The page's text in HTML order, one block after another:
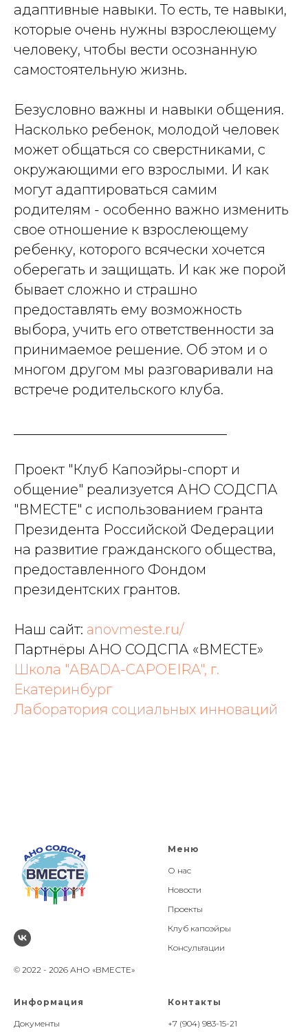
адаптивные навыки. То есть, те навыки,
которые очень нужны взрослеющему
человеку, чтобы вести осознанную
самостоятельную жизнь.
Безусловно важны и навыки общения.
Насколько ребенок, молодой человек
может общаться со сверстниками, с
окружающими его взрослыми. И как
могут адаптироваться самим
родителям - особенно важно изменить
свое отношение к взрослеющему
ребенку, которого всячески хочется
оберегать и защищать. И как же порой
бывает сложно и страшно
предоставлять ему возможность
выбора, учить его ответственности за
принимаемое решение. Об этом и о
многом другом мы разговаривали на
встрече родительского клуба.
Проект "Клуб Капоэйры-спорт и
общение" реализуется АНО СОДСПА
"ВМЕСТЕ" с использованием гранта
Президента Российской Федерации
на развитие гражданского общества,
предоставленного Фондом
президентских грантов.
Наш сайт: anovmeste.ru/
Партнёры АНО СОДСПА «ВМЕСТЕ»
Школа "ABADA-CAPOEIRA", г.
Екатеринбург
Лаборатория социальных инноваций
© 2022 - 2026 АНО «ВМЕСТЕ»
Меню
О нас
Новости
Проекты
Клуб капоэйры
Консультации
Информация
Документы
Контакты
+7 (904) 983-15-21